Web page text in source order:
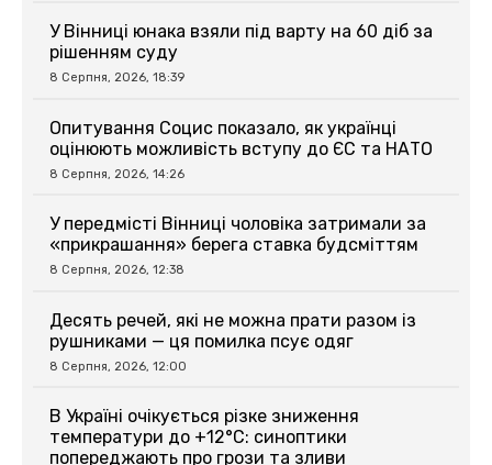
У Вінниці юнака взяли під варту на 60 діб за
рішенням суду
8 Серпня, 2026, 18:39
Опитування Социс показало, як українці
оцінюють можливість вступу до ЄС та НАТО
8 Серпня, 2026, 14:26
У передмісті Вінниці чоловіка затримали за
«прикрашання» берега ставка будсміттям
8 Серпня, 2026, 12:38
Десять речей, які не можна прати разом із
рушниками — ця помилка псує одяг
8 Серпня, 2026, 12:00
В Україні очікується різке зниження
температури до +12°C: синоптики
попереджають про грози та зливи